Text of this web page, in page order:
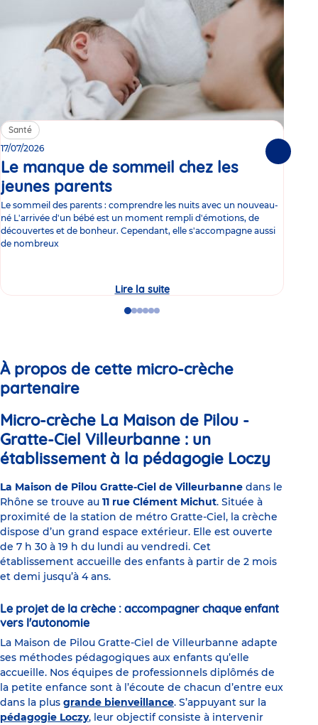
Santé
17/07/2026
Le manque de sommeil chez les
jeunes parents
Le sommeil des parents : comprendre les nuits avec un nouveau-
né L'arrivée d'un bébé est un moment rempli d'émotions, de
découvertes et de bonheur. Cependant, elle s'accompagne aussi
de nombreux
Lire la suiteLe
manque
parents
GoGoGoGo
GoGo
À propos de cette micro-crèche
partenaire
Micro-crèche La Maison de Pilou -
Gratte-Ciel Villeurbanne : un
établissement à la pédagogie Loczy
La Maison de Pilou Gratte-Ciel de Villeurbanne dans le
Rhône se trouve au 11 rue Clément Michut. Située à
proximité de la station de métro Gratte-Ciel, la crèche
dispose d’un grand espace extérieur. Elle est ouverte
de 7 h 30 à 19 h du lundi au vendredi. Cet
établissement accueille des enfants à partir de 2 mois
et demi jusqu’à 4 ans.
Le projet de la crèche : accompagner chaque enfant
vers l'autonomie
La Maison de Pilou Gratte-Ciel de Villeurbanne adapte
ses méthodes pédagogiques aux enfants qu’elle
accueille. Nos équipes de professionnels diplômés de
la petite enfance sont à l’écoute de chacun d’entre eux
dans la plus grande bienveillance. S’appuyant sur la
pédagogie Loczy, leur objectif consiste à intervenir